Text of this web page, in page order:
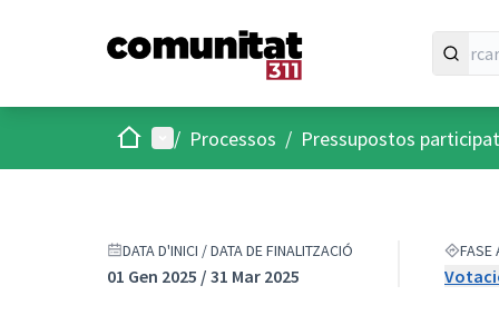
Inici Menú principal
/ Processos / Pressupostos
DATA D'INICI / DATA DE FINALITZACIÓ
01 Gen 2025 / 31 Mar 2025
FASE